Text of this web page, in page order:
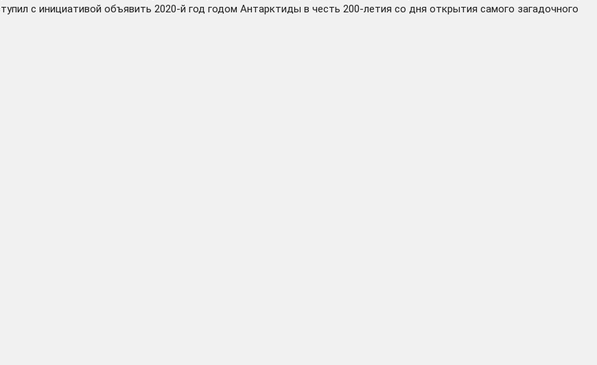
с инициативой объявить 2020-й год годом Антарктиды в честь 200-летия со дня открытия самого загадочного